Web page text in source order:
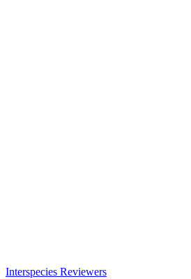
Interspecies Reviewers